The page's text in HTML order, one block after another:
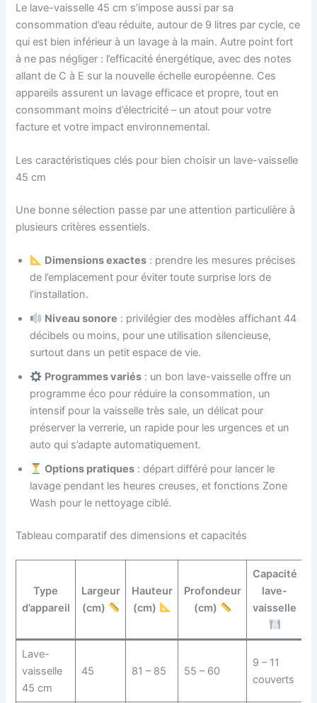
Le lave-vaisselle 45 cm s’impose aussi par sa
consommation d’eau réduite, autour de 9 litres par cycle, ce
qui est bien inférieur à un lavage à la main. Autre point fort
à ne pas négliger : l’efficacité énergétique, avec des notes
allant de C à E sur la nouvelle échelle européenne. Ces
appareils assurent un lavage efficace et propre, tout en
consommant moins d’électricité – un atout pour votre
facture et votre impact environnemental.
Les caractéristiques clés pour bien choisir un lave-vaisselle
45 cm
Une bonne sélection passe par une attention particulière à
plusieurs critères essentiels.
Dimensions exactes : prendre les mesures précises
de l’emplacement pour éviter toute surprise lors de
l’installation.
Niveau sonore : privilégier des modèles affichant 44
décibels ou moins, pour une utilisation silencieuse,
surtout dans un petit espace de vie.
Programmes variés : un bon lave-vaisselle offre un
programme éco pour réduire la consommation, un
intensif pour la vaisselle très sale, un délicat pour
préserver la verrerie, un rapide pour les urgences et un
auto qui s’adapte automatiquement.
Options pratiques : départ différé pour lancer le
lavage pendant les heures creuses, et fonctions Zone
Wash pour le nettoyage ciblé.
Tableau comparatif des dimensions et capacités
Type
d’appareil
Largeur
(cm)
Hauteur
(cm)
Profondeur
(cm)
Capacité
lave-
vaisselle
Lave-
vaisselle
45 cm
45 81 – 85 55 – 60
9 – 11
couverts